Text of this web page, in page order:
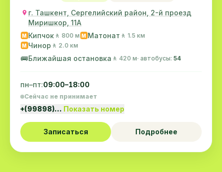
г. Ташкент, Сергелийский район, 2-й проезд
Миришкор, 11А
M Кипчок 🚶 800 м M Матонат 🚶 1.5 км
M Чинор 🚶 2.0 км
🚌Ближайшая остановка 🚶 420 м· автобусы: 54
пн–пт:09:00–18:00
Сейчас не принимает
+(99898)… Показать номер
Записаться Подробнее